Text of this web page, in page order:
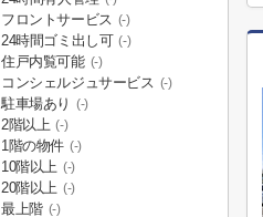
フロントサービス (-)
24時間ゴミ出し可 (-)
住戸内覧可能 (-)
コンシェルジュサービス (-)
駐車場あり (-)
2階以上 (-)
1階の物件 (-)
10階以上 (-)
20階以上 (-)
最上階 (-)